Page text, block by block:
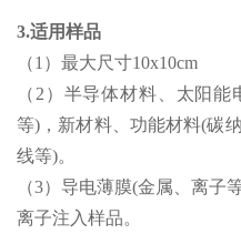
3.适用样品
（1）最大尺寸10x10cm
（2）半导体材料、太阳
等)，新材料、功能材料(碳
线等)。
（3）导电薄膜(金属、离子
离子注入样品。